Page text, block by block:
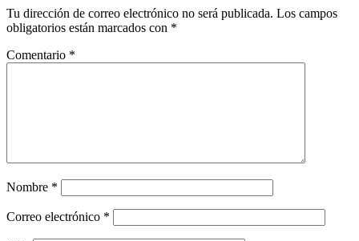
Tu dirección de correo electrónico no será publicada. Los campos
obligatorios están marcados con *
Comentario *
Nombre *
Correo electrónico *